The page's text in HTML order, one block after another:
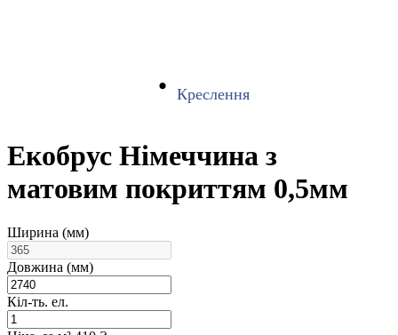
Креслення
Екобрус Німеччина з
матовим покриттям 0,5мм
Ширина (мм)
Довжина (мм)
Кіл-ть. ел.